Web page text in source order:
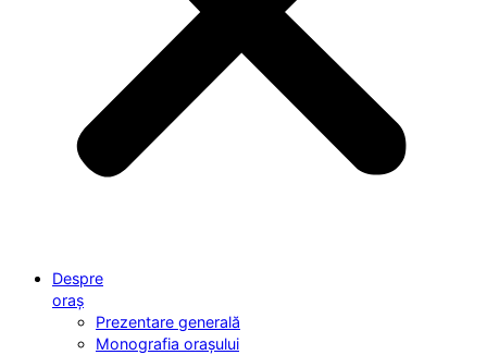
Despre
oraș
Prezentare generală
Monografia orașului